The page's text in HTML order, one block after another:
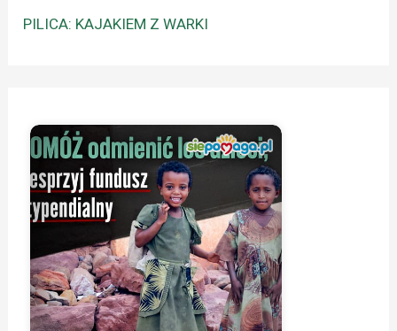
PILICA: KAJAKIEM Z WARKI